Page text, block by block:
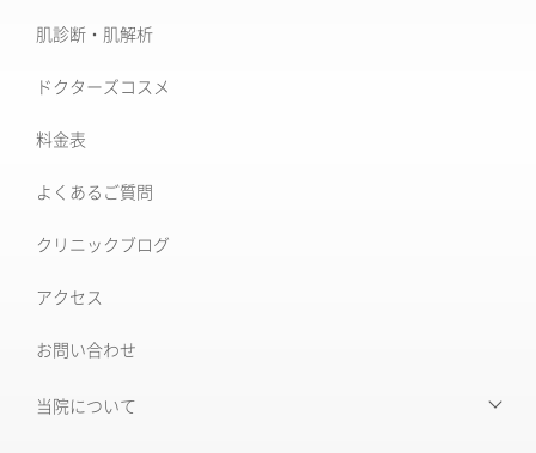
美肌治療・肌育
シミ取り治療
ニキビ治療専門外来
フォトナ6D/4D
ソフウェーブ
XERF (ザーフ)
ワンダーフェイスプロ
ルビーフラクショナル
肝斑改善集中プラン
HARG＋療法
肌診断・肌解析
ドクターズコスメ
料金表
よくあるご質問
クリニックブログ
アクセス
お問い合わせ
当院について